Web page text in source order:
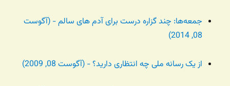
جمعه‌ها: چند گزاره درست برای آدم های سالم - (آگوست
08, 2014)
از یک رسانه ملی چه انتظاری دارید؟ - (آگوست 08, 2009)